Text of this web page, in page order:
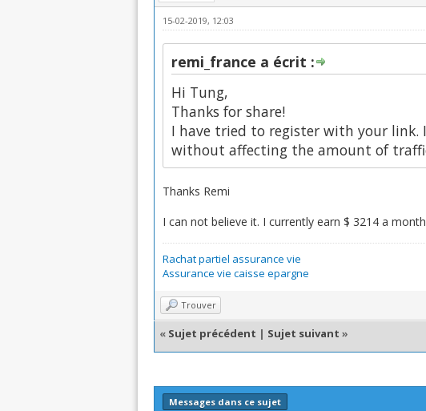
15-02-2019, 12:03
remi_france a écrit :
Hi Tung,
Thanks for share!
I have tried to register with your link.
without affecting the amount of
Thanks Remi
I can not believe it. I currently earn $ 3214 a
Rachat partiel assurance vie
Assurance vie caisse epargne
Trouver
« Sujet précédent | Sujet suivant »
Messages dans ce sujet